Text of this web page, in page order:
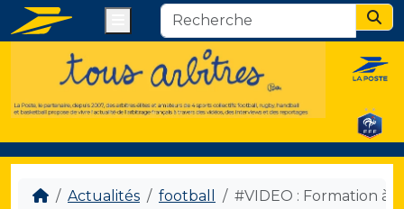
Actualités football #VIDEO : Formation à